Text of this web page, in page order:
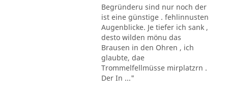
Begründeru sind nur noch der
ist eine günstige . fehlinnusten
Augenblicke. Je tiefer ich sank ,
desto wilden mönu das
Brausen in den Ohren , ich
glaubte, dae
Trommelfellmüsse mirplatzrn .
Der In ..."